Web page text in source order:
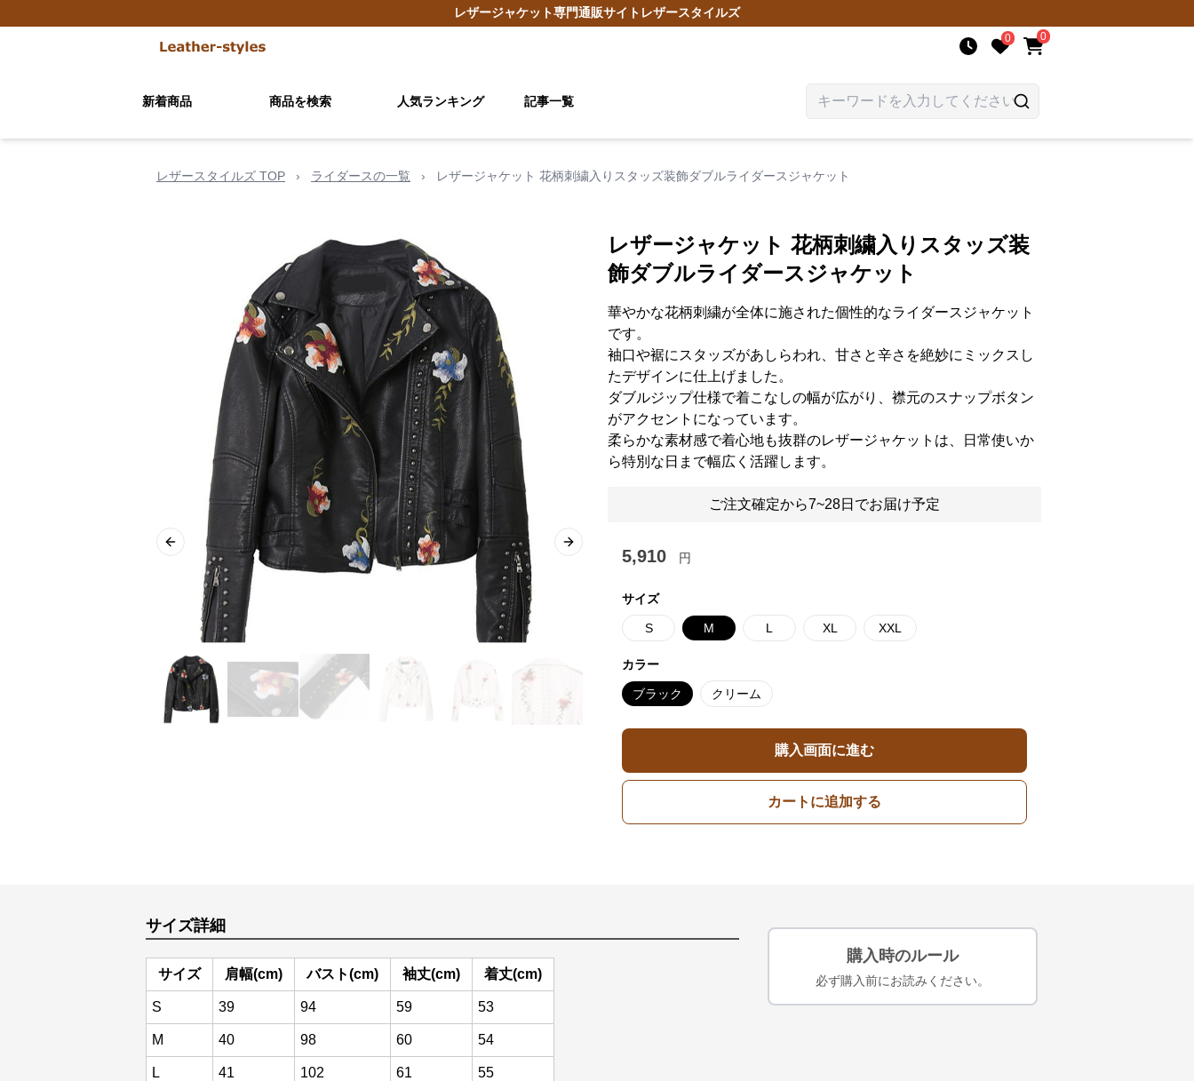
レザージャケット専門通販サイト レザースタイルズ
0 0
新着商品 商品を検索 人気ランキング 記事一覧
レザースタイルズ TOP › ライダースの一覧 › レザージャケット 花柄刺繍入りスタッズ装飾ダブルライダースジャケット
Previous slide Next slide
レザージャケット 花柄刺繍入りスタッズ装
飾ダブルライダースジャケット
華やかな花柄刺繍が全体に施された個性的なライダースジャケット
です。
袖口や裾にスタッズがあしらわれ、甘さと辛さを絶妙にミックスし
たデザインに仕上げました。
ダブルジップ仕様で着こなしの幅が広がり、襟元のスナップボタン
がアクセントになっています。
柔らかな素材感で着心地も抜群のレザージャケットは、日常使いか
ら特別な日まで幅広く活躍します。
ご注文確定から7~28日でお届け予定
5,910 円
サイズ
S M L XL XXL
カラー
ブラック クリーム
購入画面に進む
カートに追加する
サイズ詳細
サイズ 肩幅(cm) バスト(cm) 袖丈(cm) 着丈(cm)
S 39 94 59 53
M 40 98 60 54
L 41 102 61 55
購入時のルール
必ず購入前にお読みください。